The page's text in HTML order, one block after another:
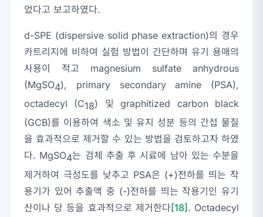
었다고 보고하였다.
d-SPE (dispersive solid phase extraction)의 경우
카트리지에 비하여 실험 방법이 간단하며 유기 용매의
사용이 적고 magnesium sulfate anhydrous
(MgSO4), primary secondary amine (PSA),
octadecyl (C18) 및 graphitized carbon black
(GCB)를 이용하여 색소 및 유지 성분 등의 간섭 물질
을 효과적으로 제거할 수 있는 방법을 검토하고자 하였
다. MgSO4는 검체 추출 후 시료에 남아 있는 수분을
제거하여 극성도를 낮추고 PSA은 (+)전하를 띄는 작
용기가 있어 추출액 중 (-)전하를 띄는 작용기인 유기
산이나 당 등을 효과적으로 제거한다[18]. Octadecyl